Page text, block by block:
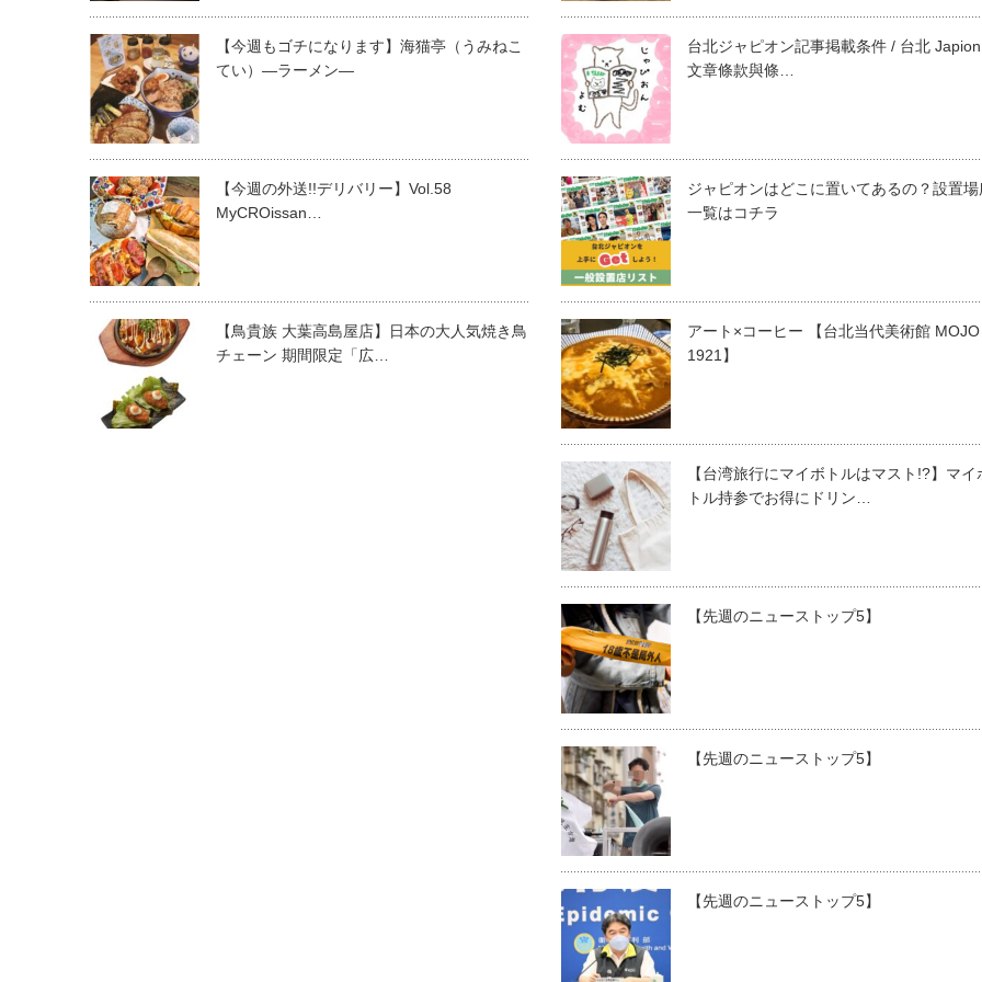
【今週もゴチになります】海猫亭（うみねこ
てい）―ラーメン―
【今週の外送!!デリバリー】Vol.58
MyCROissan…
【鳥貴族 大葉高島屋店】日本の大人気焼き鳥
チェーン 期間限定「広…
台北ジャピオン記事掲載条件 / 台北 Japion
文章條款與條…
ジャピオンはどこに置いてあるの？設置場
一覧はコチラ
アート×コーヒー 【台北当代美術館 MOJO
1921】
【台湾旅行にマイボトルはマスト!?】マイ
トル持参でお得にドリン…
【先週のニューストップ5】
【先週のニューストップ5】
【先週のニューストップ5】